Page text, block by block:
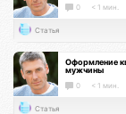
0 < 1 мин.
Статья
Оформление
мужчины
0 < 1 мин.
Статья